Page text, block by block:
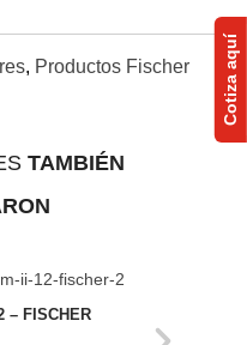
, Productos Fischer
TAMBIÉN
– FISCHER
Cotiza aquí